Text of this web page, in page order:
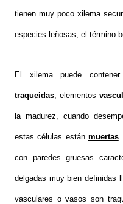
tienen muy poco xilema
especies leñosas; el término
El xilema puede
traqueidas, elementos
la madurez, cuando
estas células están muertas.
con paredes gruesas
delgadas muy bien definidas
vasculares o vasos son